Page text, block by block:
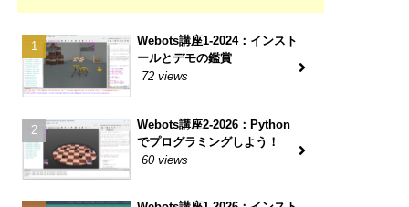
Webots講座1-2024：インスト
ールとデモの鑑賞
72 views
Webots講座2-2026：Python
でプログラミングしよう！
60 views